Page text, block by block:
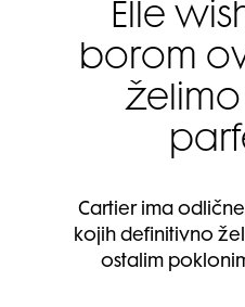
Elle
borom
želimo
Cartier ima
kojih definitivno
ostalim